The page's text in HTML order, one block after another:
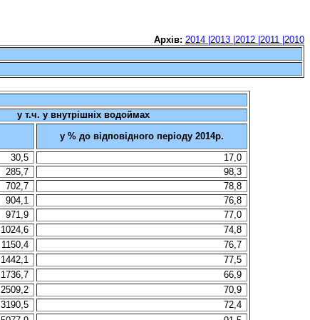
Архів: 2014 | 2013 | 2012 | 2011 | 2010
у т.ч. у внутрішніх водоймах
у % до відповідного періоду 2014р.
30,5
17,0
285,7
98,3
702,7
78,8
904,1
76,8
971,9
77,0
1024,6
74,8
1150,4
76,7
1442,1
77,5
1736,7
66,9
2509,2
70,9
3190,5
72,4